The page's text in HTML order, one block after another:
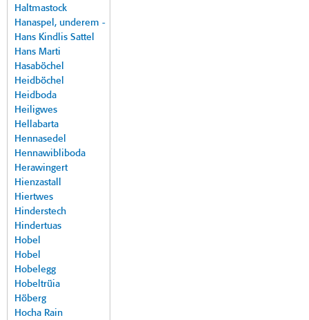
Haltmastock
Hanaspel, underem -
Hans Kindlis Sattel
Hans Marti
Hasaböchel
Heidböchel
Heidboda
Heiligwes
Hellabarta
Hennasedel
Hennawibliboda
Herawingert
Hienzastall
Hiertwes
Hinderstech
Hindertuas
Hobel
Hobel
Hobelegg
Hobeltrüia
Höberg
Hocha Rain